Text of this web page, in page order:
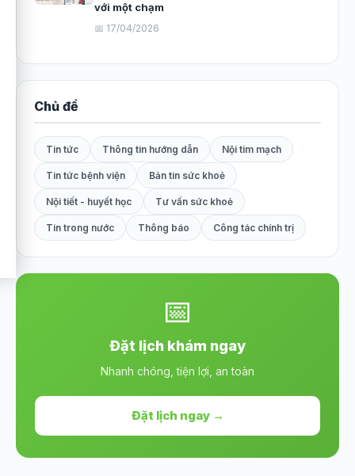
với một chạm
📅 17/04/2026
Chủ đề
Tin tức Thông tin hướng dẫn Nội tim mạch
Tin tức bệnh viện Bản tin sức khoẻ
Nội tiết - huyết học Tư vấn sức khoẻ
Tin trong nước Thông báo Công tác chính trị
📅
Đặt lịch khám ngay
Nhanh chóng, tiện lợi, an toàn
Đặt lịch ngay →